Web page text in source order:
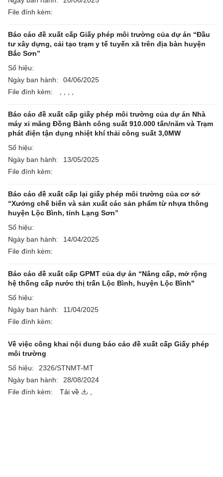
File đính kèm:
Báo cáo đề xuất cấp Giấy phép môi trường của dự án “Đầu
tư xây dựng, cải tạo trạm y tế tuyến xã trên địa bàn huyện
Bắc Sơn”
Số hiệu:
Ngày ban hành:
04/06/2025
File đính kèm:
Báo cáo đề xuất cấp giấy phép môi trường của dự án Nhà
máy xi măng Đồng Bành công suất 910.000 tấn/năm và Trạm
phát điện tận dụng nhiệt khí thải công suất 3,0MW
Số hiệu:
Ngày ban hành:
13/05/2025
File đính kèm:
Báo cáo đề xuất cấp lại giấy phép môi trường của cơ sở
“Xưởng chế biến và sản xuất các sản phẩm từ nhựa thông
huyện Lộc Bình, tỉnh Lạng Sơn”
Số hiệu:
Ngày ban hành:
14/04/2025
File đính kèm:
Báo cáo đề xuất cấp GPMT của dự án “Nâng cấp, mở rộng
hệ thống cấp nước thị trấn Lộc Bình, huyện Lộc Bình"
Số hiệu:
Ngày ban hành:
11/04/2025
File đính kèm:
Về việc công khai nội dung báo cáo đề xuất cấp Giấy phép
môi trường
Số hiệu:
2326/STNMT-MT
Ngày ban hành:
28/08/2024
File đính kèm:
Tải về